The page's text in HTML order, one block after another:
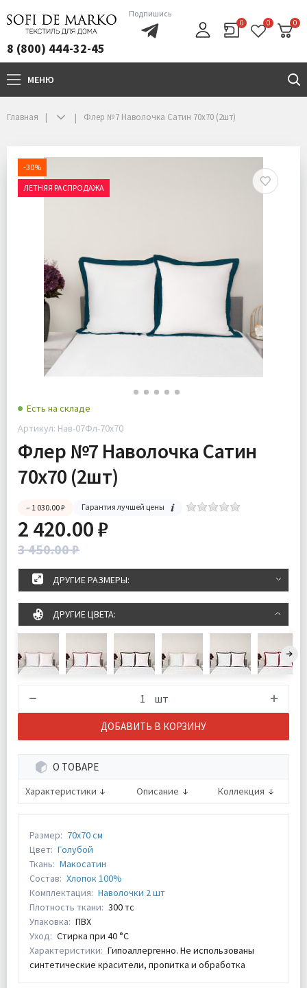
8 (800) 444-32-45
Подпишись
0 0 0
МЕНЮ
+7(800)444-32-45
Главная Флер №7 Наволочка Сатин 70х70 (2шт)
-30%
ЛЕТНЯЯ РАСПРОДАЖА
Есть на складе
Артикул: Нав-07Фл-70х70
Флер №7 Наволочка Сатин
70х70 (2шт)
– 1 030.00 ₽ Гарантия лучшей цены
2 420.00 ₽
3 450.00 ₽
ДРУГИЕ РАЗМЕРЫ:
ДРУГИЕ ЦВЕТА:
шт
ДОБАВИТЬ В КОРЗИНУ
О ТОВАРЕ
Характеристики Описание Коллекция
Размер: 70х70 см
Цвет: Голубой
Ткань: Макосатин
Состав: Хлопок 100%
Комплектация: Наволочки 2 шт
Плотность ткани: 300 тс
Упаковка: ПВХ
Уход: Стирка при 40 °С
Характеристики: Гипоаллергенно. Не использованы
синтетические красители, пропитка и обработка